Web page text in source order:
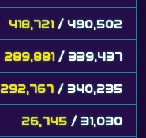
418,721 / 490,502
289,881 / 339,437
292,767 / 340,235
26,745 / 31,030